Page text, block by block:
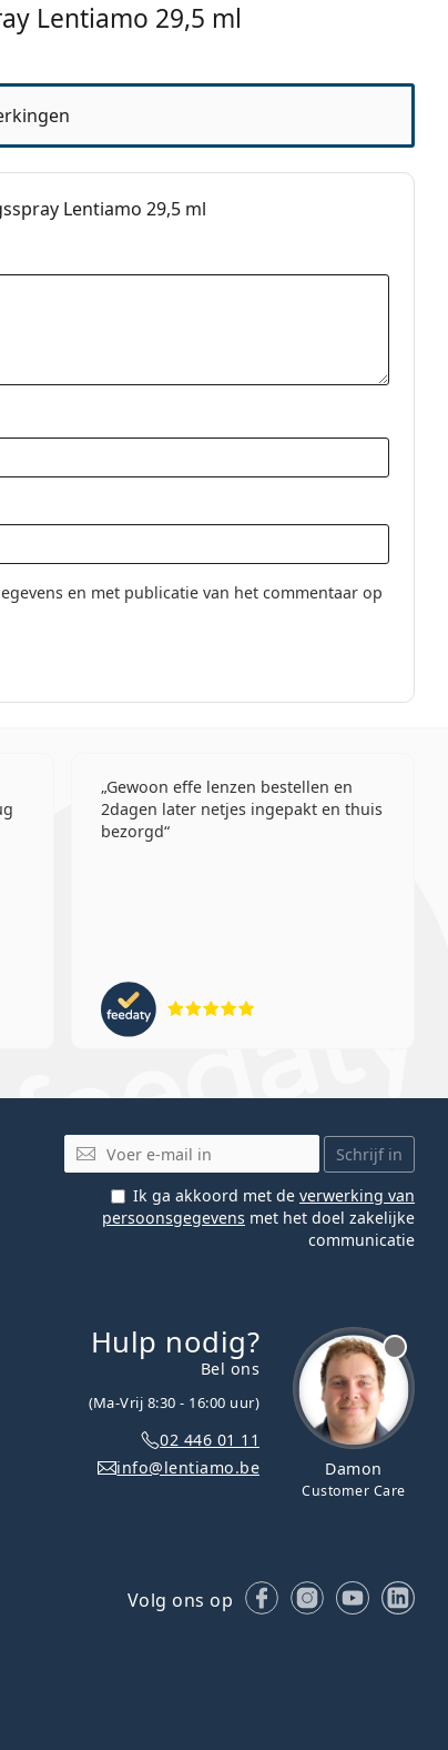
Lentiamo 29,5 ml
Lentiamo 29,5 ml
en met publicatie van het commentaar op
Gewoon effe lenzen bestellen en
2dagen later netjes ingepakt en thuis
bezorgd
E-mail
Schrijf in
Ik ga akkoord met de verwerking van
persoonsgegevens met het doel zakelijke
communicatie
Damon
Customer Care
Hulp nodig?
Bel ons
(Ma-Vrij 8:30 - 16:00 uur)
02 446 01 11
info@lentiamo.be
Volg ons op FacebookInstagram
YouTube